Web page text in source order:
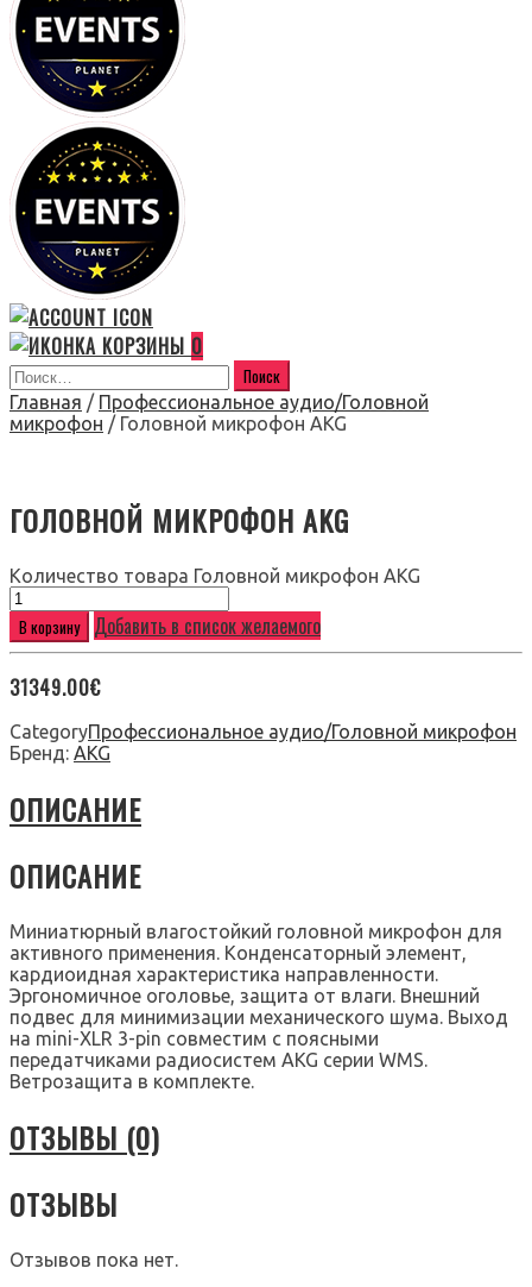
0
Главная / Профессиональное аудио/Головной
микрофон / Головной микрофон AKG
ГОЛОВНОЙ МИКРОФОН AKG
Количество товара Головной микрофон AKG
В корзину Добавить в список желаемого
31349.00€
CategoryПрофессиональное аудио/Головной микрофон
Бренд: AKG
ОПИСАНИЕ
ОПИСАНИЕ
Миниатюрный влагостойкий головной микрофон для
активного применения. Конденсаторный элемент,
кардиоидная характеристика направленности.
Эргономичное оголовье, защита от влаги. Внешний
подвес для минимизации механического шума. Выход
на mini-XLR 3-pin совместим с поясными
передатчиками радиосистем AKG серии WMS.
Ветрозащита в комплекте.
ОТЗЫВЫ (0)
ОТЗЫВЫ
Отзывов пока нет.